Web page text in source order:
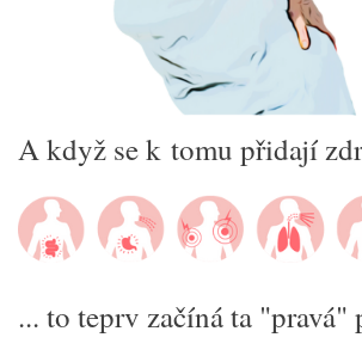
A když se k tomu přidají
... to teprv začíná ta "pravá"